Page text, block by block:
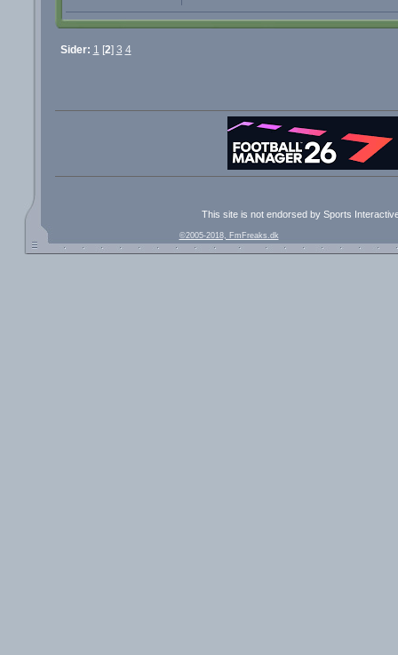
Sider: 1 [2] 3 4
This site is not endorsed by Sports
©2005-2018, FmFreaks.dk